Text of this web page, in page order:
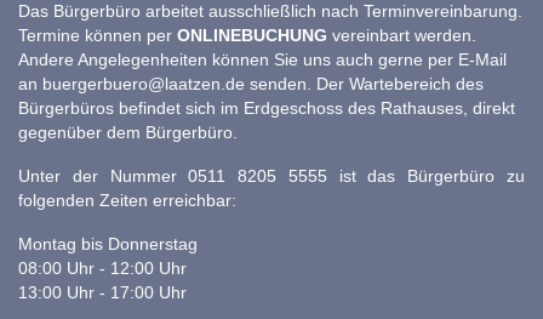
Das Bürgerbüro arbeitet ausschließlich nach Terminvereinbarung.
Termine können per ONLINEBUCHUNG vereinbart werden.
Andere Angelegenheiten können Sie uns auch gerne per E-Mail
an buergerbuero@laatzen.de senden. Der Wartebereich des
Bürgerbüros befindet sich im Erdgeschoss des Rathauses, direkt
gegenüber dem Bürgerbüro.
Unter der Nummer 0511 8205 5555 ist das Bürgerbüro zu
folgenden Zeiten erreichbar:
Montag bis Donnerstag
08:00 Uhr - 12:00 Uhr
13:00 Uhr - 17:00 Uhr